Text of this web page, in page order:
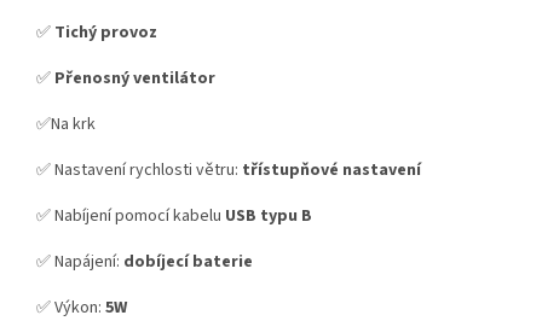
✅ Tichý provoz
✅ Přenosný ventilátor
✅Na krk
✅ Nastavení rychlosti větru: třístupňové nastavení
✅ Nabíjení pomocí kabelu USB typu B
✅Napájení: dobíjecí baterie
✅ Výkon: 5W